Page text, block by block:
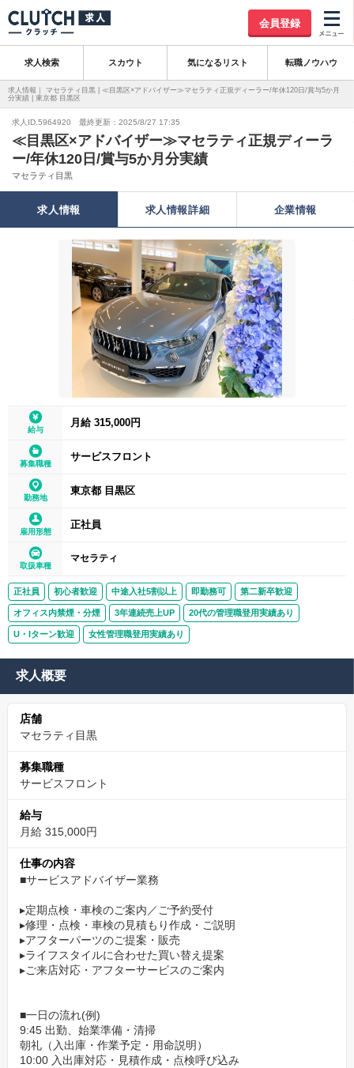
会員登録
求人検索 スカウト 気になるリスト 転職ノウハウ
求人情報｜ マセラティ目黒 | ≪目黒区×アドバイザー≫マセラティ正規ディーラー/年休120日/賞与5か月
分実績 | 東京都 目黒区
求人ID.5964920 最終更新：2025/8/27 17:35
≪目黒区×アドバイザー≫マセラティ正規ディーラ
ー/年休120日/賞与5か月分実績
マセラティ目黒
求人情報 求人情報詳細 企業情報
給与
月給 315,000円
募集職種
サービスフロント
勤務地
東京都 目黒区
雇用形態
正社員
取扱車種
マセラティ
正社員 初心者歓迎 中途入社5割以上 即勤務可 第二新卒歓迎
オフィス内禁煙・分煙 3年連続売上UP 20代の管理職登用実績あり
U・Iターン歓迎 女性管理職登用実績あり
求人概要
店舗
マセラティ目黒
募集職種
サービスフロント
給与
月給 315,000円
仕事の内容
■サービスアドバイザー業務
▸定期点検・車検のご案内／ご予約受付
▸修理・点検・車検の見積もり作成・ご説明
▸アフターパーツのご提案・販売
▸ライフスタイルに合わせた買い替え提案
▸ご来店対応・アフターサービスのご案内
■一日の流れ(例)
9:45 出勤、始業準備・清掃
朝礼（入出庫・作業予定・用命説明）
10:00 入出庫対応・見積作成・点検呼び込み